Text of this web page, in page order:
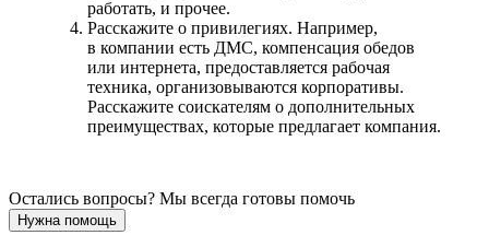
работать, и прочее.
Расскажите о привилегиях. Например,
в компании есть ДМС, компенсация обедов
или интернета, предоставляется рабочая
техника, организовываются корпоративы.
Расскажите соискателям о дополнительных
преимуществах, которые предлагает компания.
Остались вопросы? Мы всегда готовы помочь
Нужна помощь